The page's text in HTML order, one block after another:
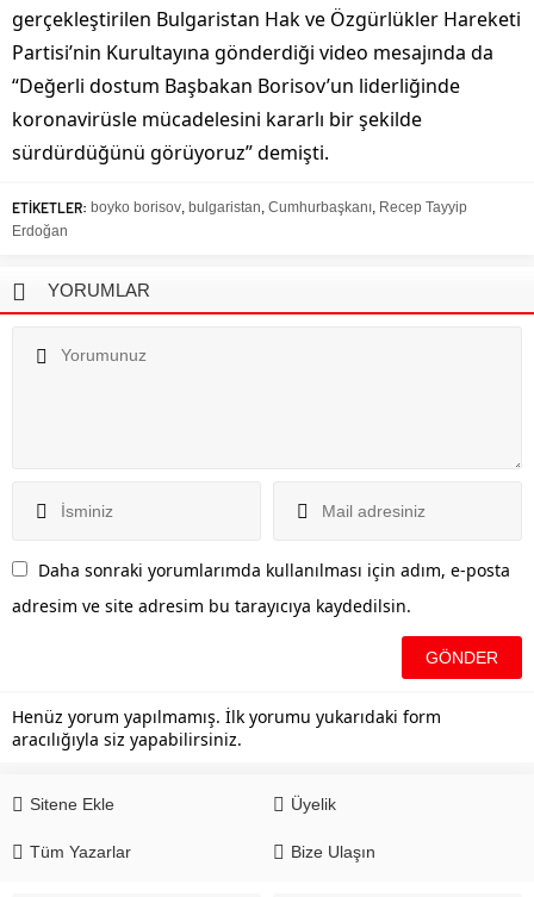
gerçekleştirilen Bulgaristan Hak ve Özgürlükler Hareketi
Partisi’nin Kurultayına gönderdiği video mesajında da
“Değerli dostum Başbakan Borisov’un liderliğinde
koronavirüsle mücadelesini kararlı bir şekilde
sürdürdüğünü görüyoruz” demişti.
ETİKETLER: boyko borisov, bulgaristan, Cumhurbaşkanı, Recep Tayyip
Erdoğan
YORUMLAR
Daha sonraki yorumlarımda kullanılması için adım, e-posta
adresim ve site adresim bu tarayıcıya kaydedilsin.
Henüz yorum yapılmamış. İlk yorumu yukarıdaki form
aracılığıyla siz yapabilirsiniz.
Sitene Ekle Üyelik
Tüm Yazarlar Bize Ulaşın